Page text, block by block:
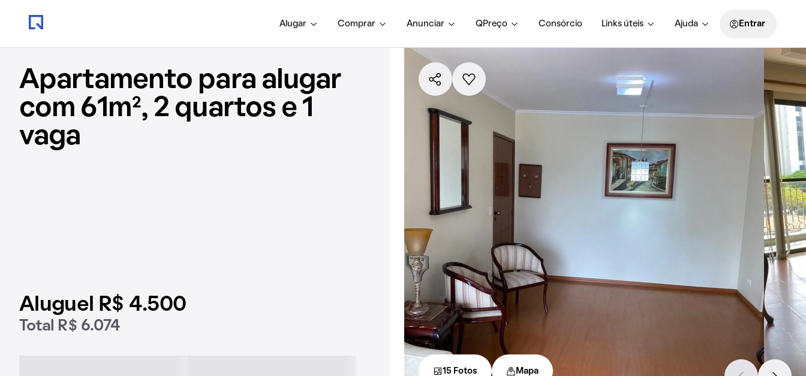
Alugar Comprar Anunciar QPreço Consórcio Links úteis Ajuda Entrar
Apartamento para alugar
com 61m², 2 quartos e 1
vaga
Aluguel R$ 4.500
Total R$ 6.074
15 Fotos Mapa